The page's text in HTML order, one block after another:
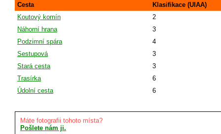
Cesta
Klasifikace (UIAA)
Koutový komín
2
Náhorní hrana
3
Podzimní spára
4
Sestupová
3
Stará cesta
3
Trasírka
6
Údolní cesta
6
Máte fotografii tohoto místa?
Pošlete nám ji.